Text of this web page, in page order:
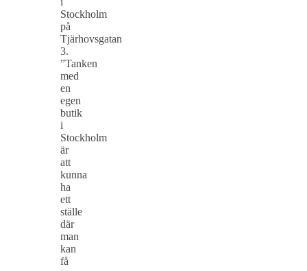
Stockholm
på
Tjärhovsgatan
3.
”Tanken
med
en
egen
butik
i
Stockholm
är
att
kunna
ha
ett
ställe
där
man
kan
få